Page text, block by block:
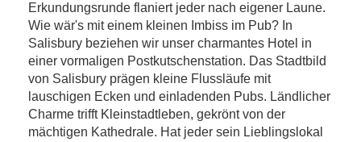
Erkundungsrunde flaniert jeder nach eigener Laune.
Wie wär's mit einem kleinen Imbiss im Pub? In
Salisbury beziehen wir unser charmantes Hotel in
einer vormaligen Postkutschenstation. Das Stadtbild
von Salisbury prägen kleine Flussläufe mit
lauschigen Ecken und einladenden Pubs. Ländlicher
Charme trifft Kleinstadtleben, gekrönt von der
mächtigen Kathedrale. Hat jeder sein Lieblingslokal